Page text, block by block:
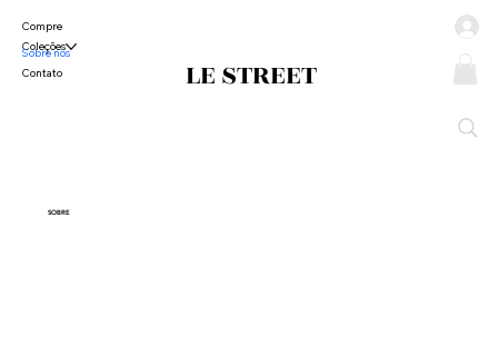
LE STREET
Compre
Coleções
Sobre nós
Contato
SOBRE